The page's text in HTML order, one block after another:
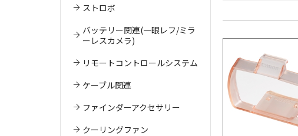
ストロボ
バッテリー関連(一眼レフ/ミラ
ーレスカメラ)
リモートコントロールシステム
ケーブル関連
ファインダーアクセサリー
クーリングファン